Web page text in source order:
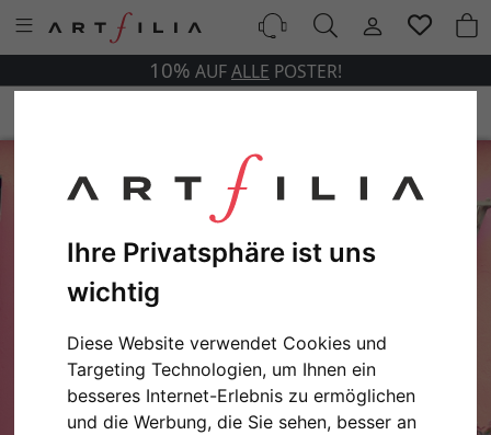
Ihre Privatsphäre ist uns
wichtig
Diese Website verwendet Cookies und
Targeting Technologien, um Ihnen ein
besseres Internet-Erlebnis zu ermöglichen
und die Werbung, die Sie sehen, besser an
10% AUFALLE POSTER!